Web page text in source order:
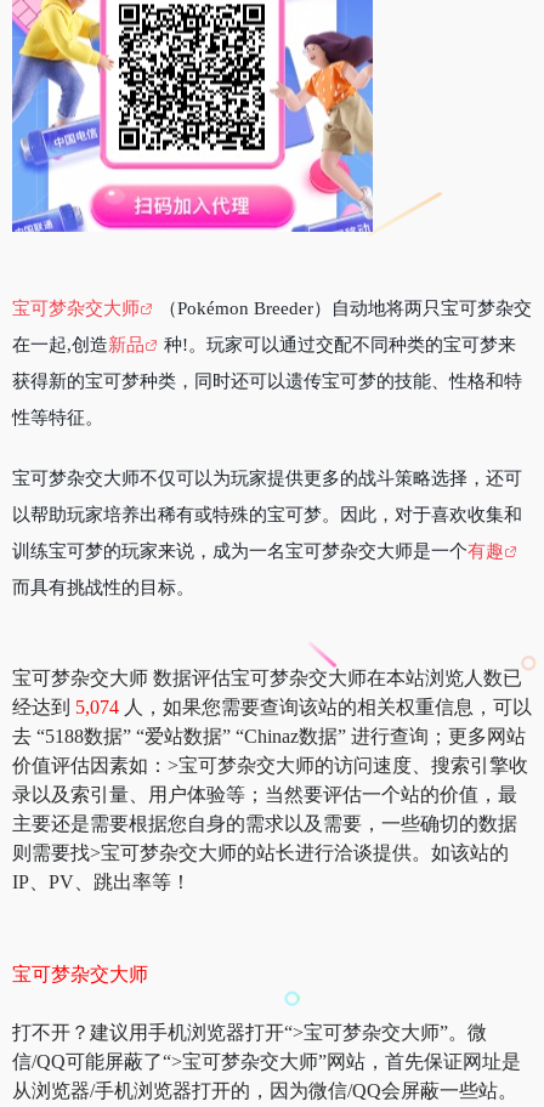
宝可梦杂交大师
（Pokémon Breeder）自动地将两只宝可梦杂交
在一起,创造新品
种!。玩家可以通过交配不同种类的宝可梦来
获得新的宝可梦种类，同时还可以遗传宝可梦的技能、性格和特
性等特征。
宝可梦杂交大师不仅可以为玩家提供更多的战斗策略选择，还可
以帮助玩家培养出稀有或特殊的宝可梦。因此，对于喜欢收集和
训练宝可梦的玩家来说，成为一名宝可梦杂交大师是一个有趣
而具有挑战性的目标。
宝可梦杂交大师 数据评估宝可梦杂交大师在本站浏览人数已
经达到 5,074 人，如果您需要查询该站的相关权重信息，可以
去 “5188数据” “爱站数据” “Chinaz数据” 进行查询；更多网站
价值评估因素如：>宝可梦杂交大师的访问速度、搜索引擎收
录以及索引量、用户体验等；当然要评估一个站的价值，最
主要还是需要根据您自身的需求以及需要，一些确切的数据
则需要找>宝可梦杂交大师的站长进行洽谈提供。如该站的
IP、PV、跳出率等！
宝可梦杂交大师
打不开？建议用手机浏览器打开“>宝可梦杂交大师”。微
信/QQ可能屏蔽了“>宝可梦杂交大师”网站，首先保证网址是
从浏览器/手机浏览器打开的，因为微信/QQ会屏蔽一些站。